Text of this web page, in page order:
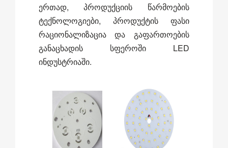
ერთად, პროდუქციის წარმოების
ტექნოლოგიები, პროდუქტის ფასი
რაციონალიზაცია და გაფართოების
განაცხადის სფეროში LED
ინდუსტრიაში.